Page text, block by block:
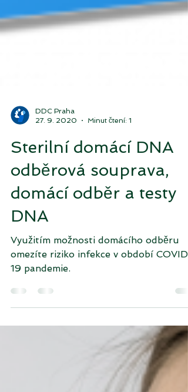
DDC Praha
Sterilní domácí DNA
odběrová souprava,
domácí odběr a testy
Využitím možnosti domácího odběru
omezíte riziko infekce v období COVID-